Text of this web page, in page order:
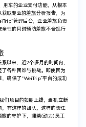
用车的企业支付功能，从根本
获取专业的差旅分析报告，为
管理后台，企业差旅负责
全性的同时预防差旅不合规行
以来，近2个多月的时间内，
各种困难与挑战。即使因为
确保了“WeiTrip”平台的成功
们项目的如期上线，当机立断
有这样的团队，这样的责任
旅的守护下，潍柴(动力)员工